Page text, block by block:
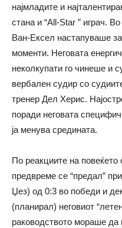
најмладите и
стана и “All-Star ” играч.
Ван-Ексел настапуваше за
моменти. Неговата
неколкупати го чинеше и
вербален судир со
тренер Дел Херис.
поради неговата
ја менува средината.
По реакциите на повеќето
предвреме се “предал”
Џез) од 0:3 во победи и
(планирал) неговиот
раководството мораше да